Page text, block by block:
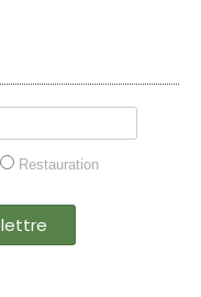
Restauration